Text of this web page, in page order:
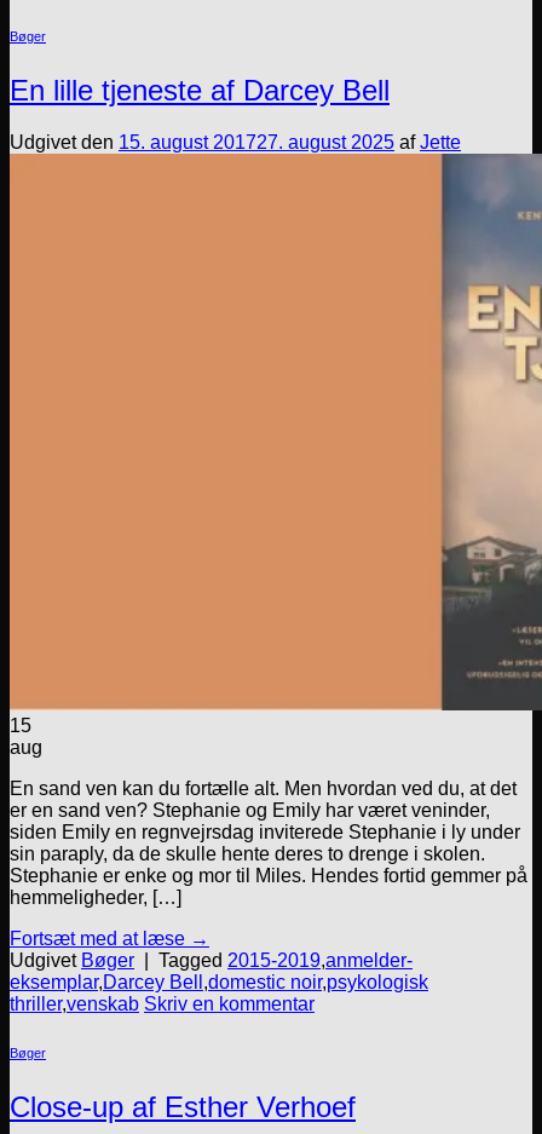
Bøger
En lille tjeneste af Darcey Bell
Udgivet den 15. august 201727. august 2025 afJette
15
aug
En sand ven kan du fortælle alt. Men hvordan ved du, at det
er en sand ven? Stephanie og Emily har været veninder,
siden Emily en regnvejrsdag inviterede Stephanie i ly under
sin paraply, da de skulle hente deres to drenge i skolen.
Stephanie er enke og mor til Miles. Hendes fortid gemmer på
hemmeligheder, […]
Fortsæt med at læse →
Udgivet Bøger Tagged 2015-2019,anmelder-
eksemplar,Darcey Bell ,domestic noir,psykologisk
thriller,venskab Skriv en kommentar
Bøger
Close-up af Esther Verhoef